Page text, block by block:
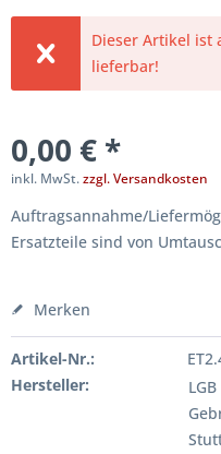
Dieser Artikel ist
lieferbar!
0,00 € *
inkl. MwSt.zzgl. Versandkosten
Auftragsannahme/
Ersatzteile sind von
Merken
Artikel-Nr.:
Hersteller:
LGB